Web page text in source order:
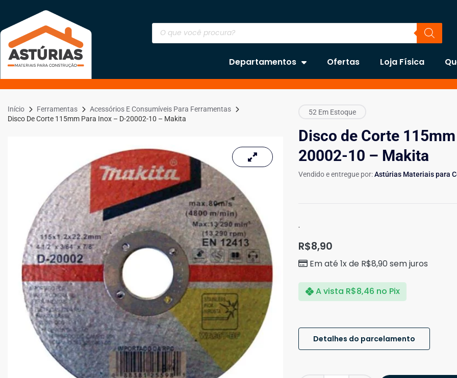
Departamentos Ofertas Loja Física
Início Ferramentas
Acessórios E Consumíveis Para Ferramentas
Disco De Corte 115mm Para Inox – D-20002-10 – Makita
52 Em Estoque
Disco de Corte
20002-10 – Makita
Vendido e entregue por:Astúrias Materiais para
.
R$8,90
Em até 1x de R$8,90sem juros
A vista R$8,46 no Pix
Detalhes do parcelamento